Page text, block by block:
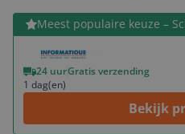
Meest populaire keuze –
24 uurGratis verzending
1 dag(en)
Bekijk
Bekijk product